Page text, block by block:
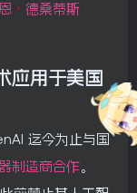
·德桑蒂斯
应用于美国
迄今为止与国
制造商合作